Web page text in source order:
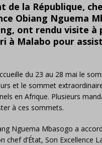
de la République,
Obiang Nguema
ont rendu visite à
à Malabo pour
du 23 au 28 mai le
et le sommet
en Afrique. Plusieurs
à ces sommets.
Nguema Mbasogo a
d’État, Son Excellence